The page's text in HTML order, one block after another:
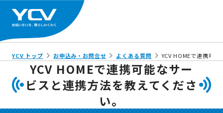
YCV トップ お申込み・お問合せ よくある質問 YCV HOMEで連携可
YCV HOMEで連携可能なサー
ビスと連携方法を教えてくださ
い。